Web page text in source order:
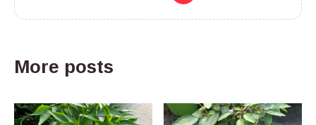
More posts